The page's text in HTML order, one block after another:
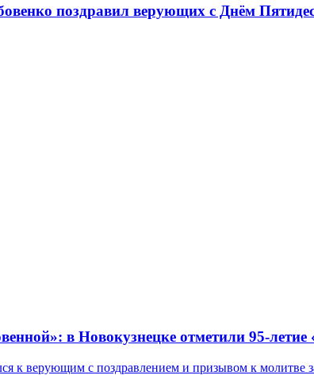
поздравил верующих с Днём
в Новокузнецке отметили 95-